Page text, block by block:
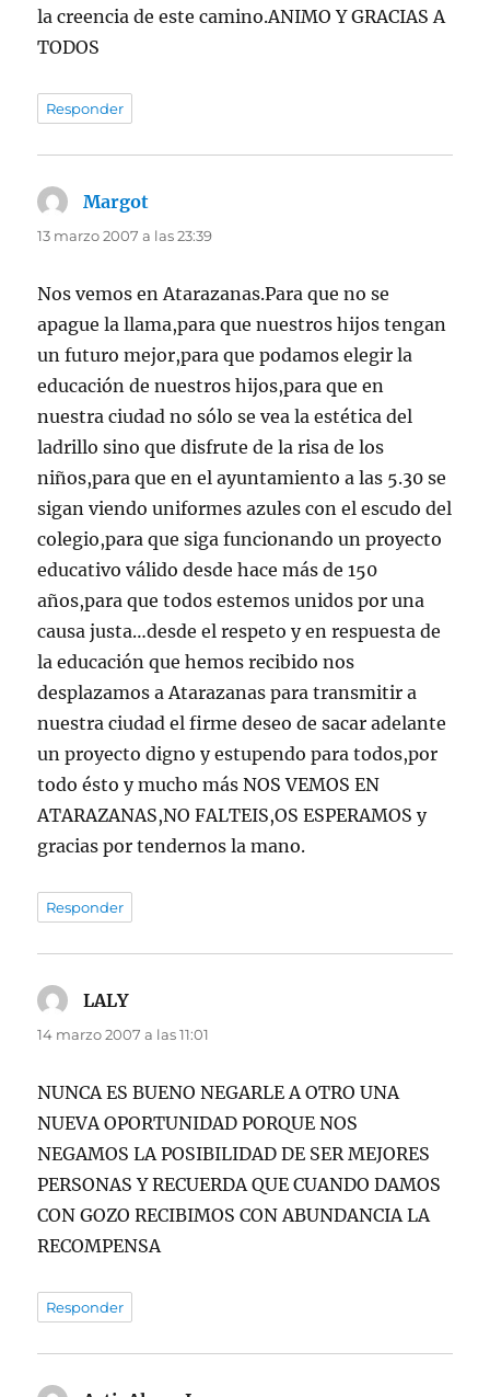
la creencia de este camino.ANIMO Y GRACIAS A
TODOS
Responder
Margot
13 marzo 2007 a las 23:39
Nos vemos en Atarazanas.Para que no se
apague la llama,para que nuestros hijos tengan
un futuro mejor,para que podamos elegir la
educación de nuestros hijos,para que en
nuestra ciudad no sólo se vea la estética del
ladrillo sino que disfrute de la risa de los
niños,para que en el ayuntamiento a las 5.30 se
sigan viendo uniformes azules con el escudo del
colegio,para que siga funcionando un proyecto
educativo válido desde hace más de 150
años,para que todos estemos unidos por una
causa justa…desde el respeto y en respuesta de
la educación que hemos recibido nos
desplazamos a Atarazanas para transmitir a
nuestra ciudad el firme deseo de sacar adelante
un proyecto digno y estupendo para todos,por
todo ésto y mucho más NOS VEMOS EN
ATARAZANAS,NO FALTEIS,OS ESPERAMOS y
gracias por tendernos la mano.
Responder
LALYdice:
14 marzo 2007 a las 11:01
NUNCA ES BUENO NEGARLE A OTRO UNA
NUEVA OPORTUNIDAD PORQUE NOS
NEGAMOS LA POSIBILIDAD DE SER MEJORES
PERSONAS Y RECUERDA QUE CUANDO DAMOS
CON GOZO RECIBIMOS CON ABUNDANCIA LA
RECOMPENSA
Responder